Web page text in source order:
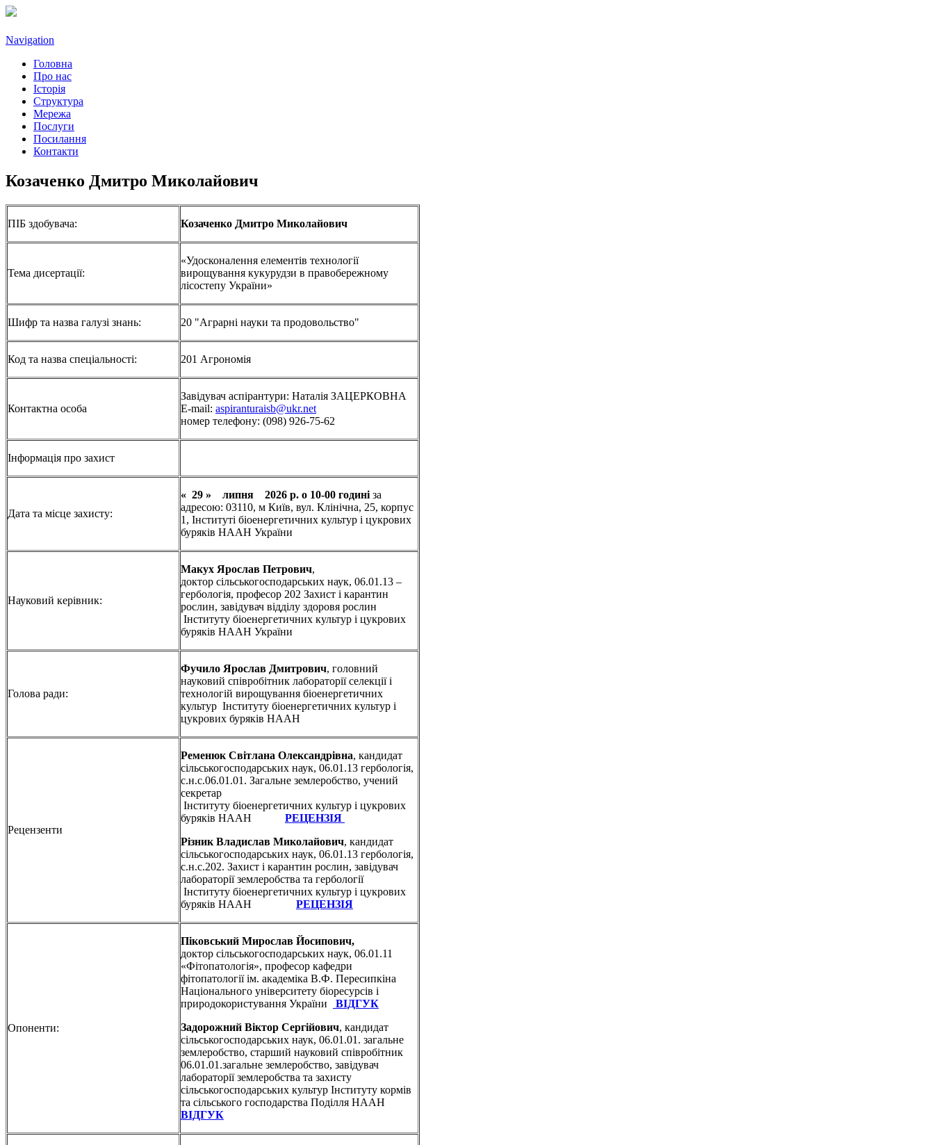
Navigation
Головна
Про нас
Історія
Структура
Мережа
Послуги
Посилання
Контакти
Козаченко Дмитро Миколайович
ПІБ здобувача: Козаченко Дмитро Миколайович
Тема дисертації:
«Удосконалення елементів технології
вирощування кукурудзи в правобережному
лісостепу України»
Шифр та назва галузі знань: 20 "Аграрні науки та продовольство"
Код та назва спеціальності: 201 Агрономія
Контактна особа
Завідувач аспірантури: Наталія ЗАЦЕРКОВНА
E-mail: aspiranturaisb@ukr.net
номер телефону: (098) 926-75-62
Інформація про захист
Дата та місце захисту:
« 29 » липня 2026 р. о 10-00 годині за
адресою: 03110, м Київ, вул. Клінічна, 25, корпус
1, Інституті біоенергетичних культур і цукрових
буряків НААН України
Науковий керівник:
Макух Ярослав Петрович,
доктор сільськогосподарських наук, 06.01.13 –
гербологія, професор 202 Захист і карантин
рослин, завідувач відділу здоровя рослин
Інституту біоенергетичних культур і цукрових
буряків НААН України
Голова ради:
Фучило Ярослав Дмитрович, головний
науковий співробітник лабораторії селекції і
технологій вирощування біоенергетичних
культур Інституту біоенергетичних культур і
цукрових буряків НААН
Рецензенти
Ременюк Світлана Олександрівна, кандидат
сільськогосподарських наук, 06.01.13 гербологія,
с.н.с.06.01.01. Загальне землеробство, учений
секретар
Інституту біоенергетичних культур і цукрових
буряків НААН РЕЦЕНЗІЯ
Різник Владислав Миколайович, кандидат
сільськогосподарських наук, 06.01.13 гербологія,
с.н.с.202. Захист і карантин рослин, завідувач
лабораторії землеробства та гербології
Інституту біоенергетичних культур і цукрових
буряків НААН РЕЦЕНЗІЯ
Опоненти:
Піковський Мирослав Йосипович,
доктор сільськогосподарських наук, 06.01.11
«Фітопатологія», професор кафедри
фітопатології ім. академіка В.Ф. Пересипкіна
Національного університету біоресурсів і
природокористування України
ВІДГУК
Задорожний Віктор Сергійович, кандидат
сільськогосподарських наук, 06.01.01. загальне
землеробство, старший науковий співробітник
06.01.01.загальне землеробство, завідувач
лабораторії землеробства та захисту
сільськогосподарських культур Інституту кормів
та сільського господарства Поділля НААН
ВІДГУК